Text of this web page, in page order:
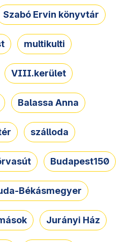
Szabó Ervin könyvtár
multikulti
VIII.kerület
Balassa Anna
szálloda
Budapest150
Békásmegyer
Jurányi Ház